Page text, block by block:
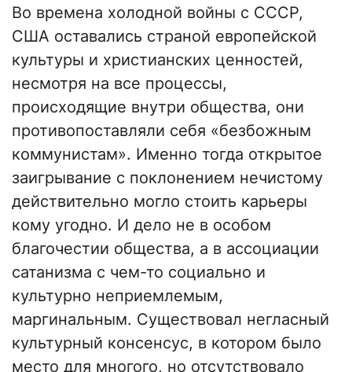
Во времена холодной войны с СССР,
США оставались страной европейской
культуры и христианских ценностей,
несмотря на все процессы,
происходящие внутри общества, они
противопоставляли себя «безбожным
коммунистам». Именно тогда открытое
заигрывание с поклонением нечистому
действительно могло стоить карьеры
кому угодно. И дело не в особом
благочестии общества, а в ассоциации
сатанизма с чем-то социально и
культурно неприемлемым,
маргинальным. Существовал негласный
культурный консенсус, в котором было
место для многого, но отсутствовало